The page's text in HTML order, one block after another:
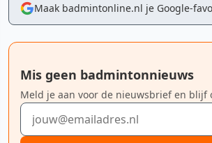
Maak badmintonline.nl je Google-
Mis geen badmintonnieuws
Meld je aan voor de nieuwsbrief en blijf
E-mailadres